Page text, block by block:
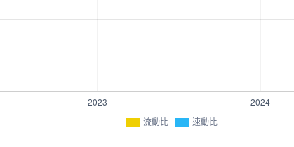
流動比 速動比